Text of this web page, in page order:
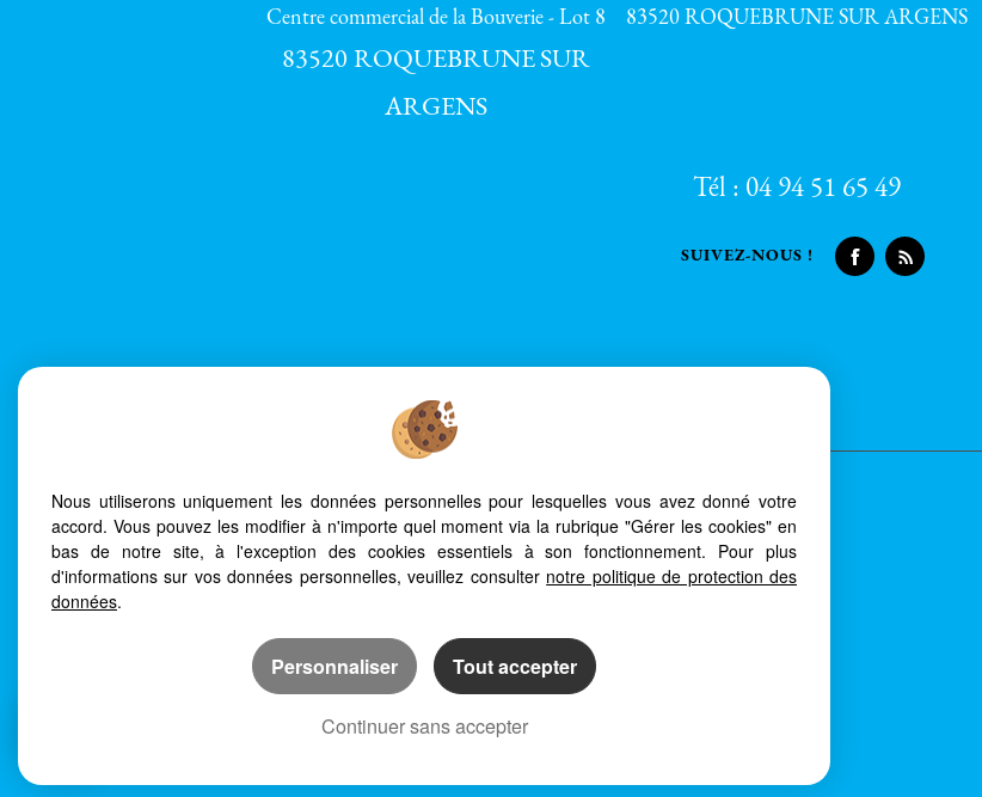
Centre commercial de la Bouverie - Lot 8
83520 ROQUEBRUNE SUR
ARGENS
83520 ROQUEBRUNE SUR ARGENS
Tél : 04 94 51 65 49
SUIVEZ-NOUS !
Afin de vous offrir un confort de lecture permanent, depuis votre PC, votre tablette ou votre
smartphone, notre site s'adapte automatiquement aux différents types d'écrans
Nous utiliserons uniquement les données personnelles pour lesquelles vous avez donné votre
accord. Vous pouvez les modifier à n'importe quel moment via la rubrique "Gérer les cookies" en
bas de notre site, à l'exception des cookies essentiels à son fonctionnement. Pour plus
d'informations sur vos données personnelles, veuillez consulter notre politique de protection des
données.
Personnaliser Tout accepter
Continuer sans accepter